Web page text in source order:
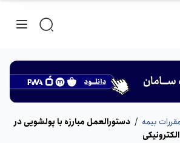
مقررات بیمه / دستور‌العمل مبارزه با پولشویی در